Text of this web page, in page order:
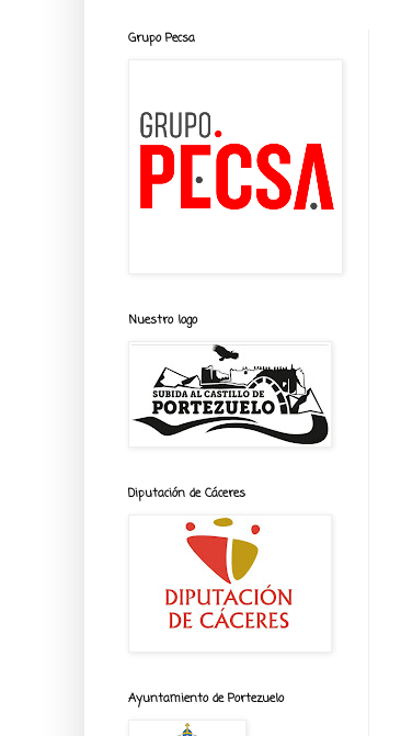
Grupo Pecsa
Nuestro logo
Diputación de Cáceres
Ayuntamiento de Portezuelo